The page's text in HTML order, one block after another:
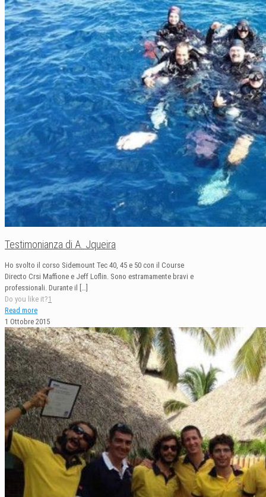
Testimonianza di A. Jqueira
Ho svolto il corso Sidemount Tec 40, 45 e 50 con il Course
Directo Crsi Maffione e Jeff Loflin. Sono estramamente bravi e
professionali. Durante il […]
Do you like it?1
Read more
1 Ottobre 2015